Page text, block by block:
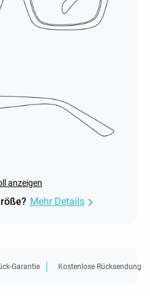
anzeigen
Mehr Details
Garantie Kostenlose Rücksendung